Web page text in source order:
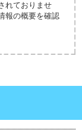
れておりませ
報の概要を確認